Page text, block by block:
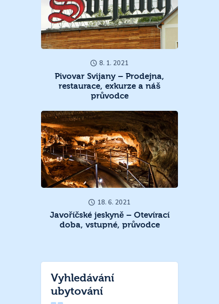
8. 1. 2021
Pivovar Svijany – Prodejna,
restaurace, exkurze a náš
průvodce
18. 6. 2021
Javoříčské jeskyně – Otevírací
doba, vstupné, průvodce
Vyhledávání
ubytování